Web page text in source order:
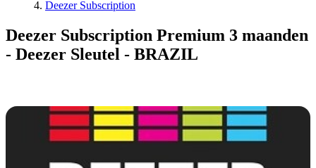
Deezer Subscription
Deezer Subscription Premium 3 maanden
- Deezer Sleutel - BRAZIL